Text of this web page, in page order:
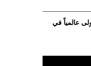
عالمياً في